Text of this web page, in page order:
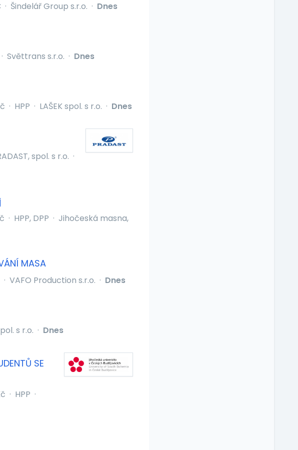
· Šindelář Group s.r.o. · Dnes
· Světtrans s.r.o. · Dnes
· HPP · LAŠEK spol. s r.o. · Dnes
spol. s r.o. ·
· HPP, DPP · Jihočeská masna,
MASA
· VAFO Production s.r.o. · Dnes
s r.o. · Dnes
SE
· HPP ·